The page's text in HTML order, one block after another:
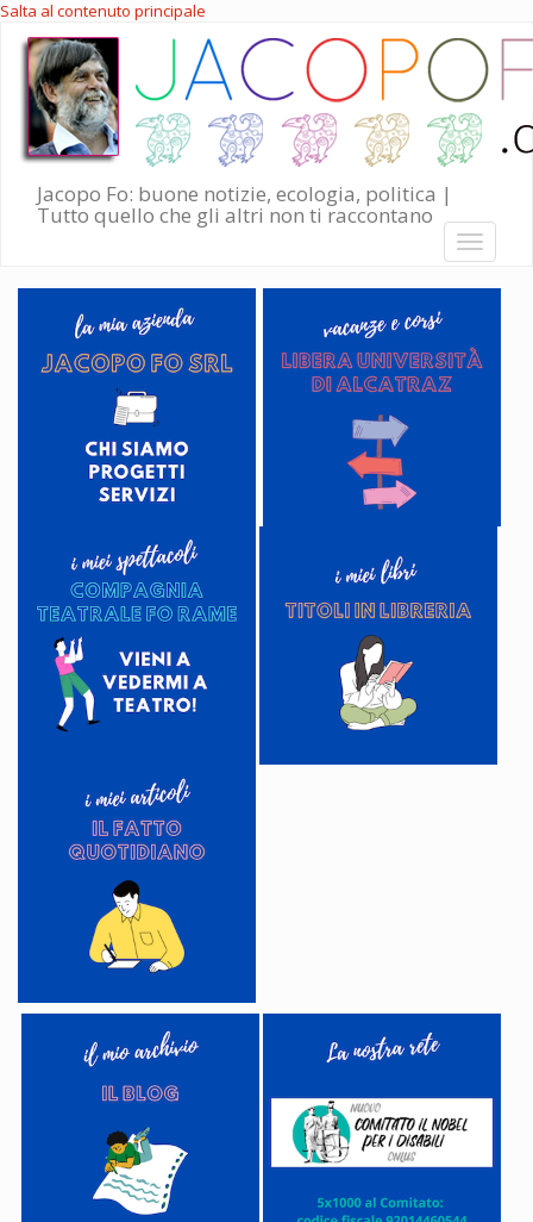
Salta al contenuto principale
Jacopo Fo: buone notizie, ecologia, politica |
Tutto quello che gli altri non ti raccontano
Toggle